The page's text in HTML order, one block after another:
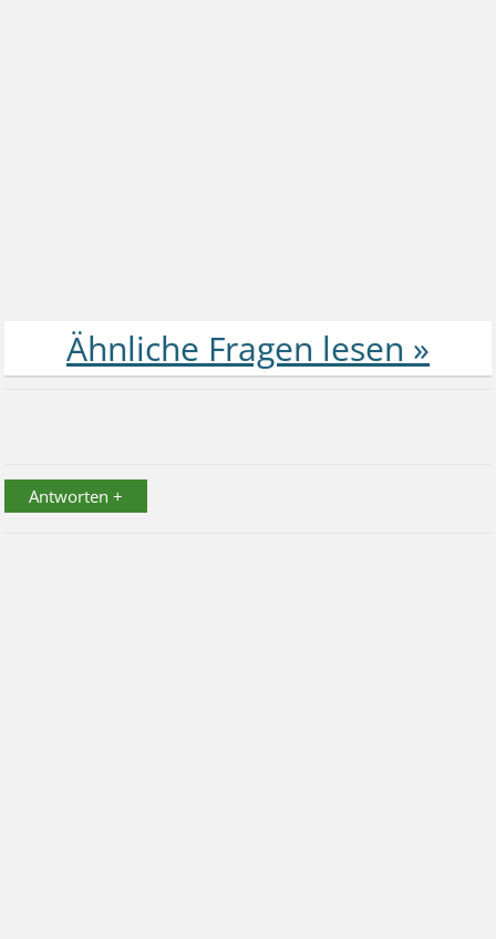
Antworten +